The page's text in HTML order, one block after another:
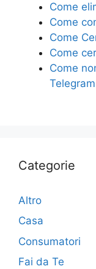
Come
​Come
Come
Come
​Come
Telegram​
Categorie
Altro
Casa
Consumatori
Fai da Te